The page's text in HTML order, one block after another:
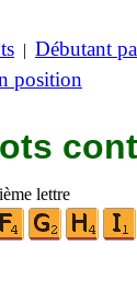
| Débutant
position
lettre